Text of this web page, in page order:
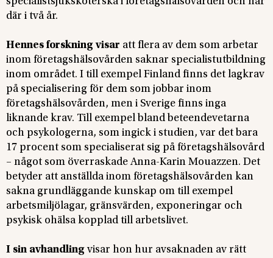
där i två år.
Hennes forskning visar att flera av dem som arbetar
inom företagshälsovården saknar specialistutbildning
inom området. I till exempel Finland finns det lagkrav
på specialisering för dem som jobbar inom
företagshälsovården, men i Sverige finns inga
liknande krav. Till exempel bland beteendevetarna
och psykologerna, som ingick i studien, var det bara
17 procent som specialiserat sig på företagshälsovård
– något som överraskade Anna-Karin Mouazzen. Det
betyder att anställda inom företagshälsovården kan
sakna grundläggande kunskap om till exempel
arbetsmiljölagar, gränsvärden, exponeringar och
psykisk ohälsa kopplad till arbetslivet.
I sin avhandling visar hon hur avsaknaden av rätt